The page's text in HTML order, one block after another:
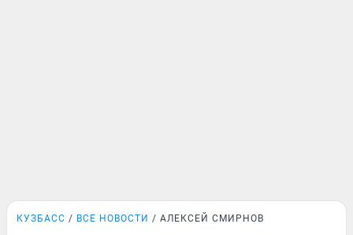
КУЗБАСС ВСЕ НОВОСТИ АЛЕКСЕЙ СМИРНОВ